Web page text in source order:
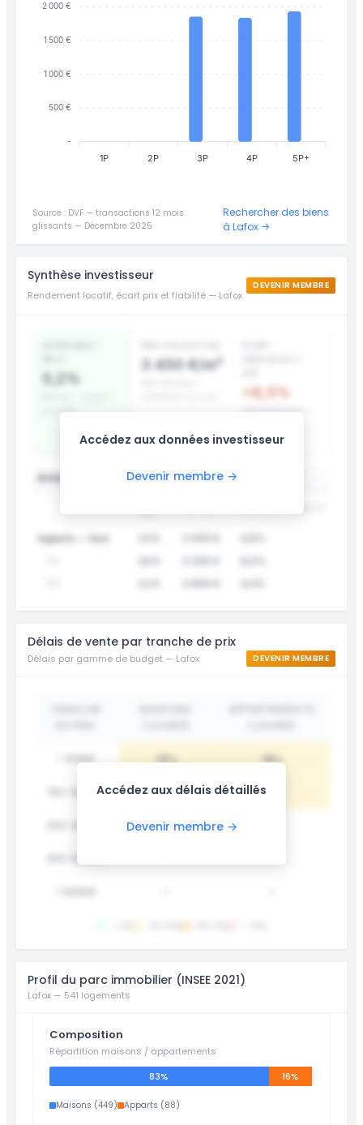
2 000 €
1 500 €
1 000 €
500 €
-
1P 2P 3P 4P 5P+
Source : DVF — transactions 12 mois
glissants — Décembre 2025
Rechercher des biens
à Lafox →
Synthèse investisseur
Rendement locatif, écart prix et fiabilité — Lafox
DEVENIR MEMBRE
5,2%
prix DVF
3 450 €/m²
+8,3%
Appartements —
affiché
RENDEMENT LOCATIF PAR TYPE
/M²
Apparts — tous
Accédez aux données investisseur
Devenir membre →
Délais de vente par tranche de prix
Délais par gamme de budget — Lafox DEVENIR MEMBRE
< 100k€ 45 j 38 j
100-200k€ 62 j 55 j
78 j
300-500k€
Accédez aux délais détaillés
Devenir membre →
Profil du parc immobilier (INSEE 2021)
Lafox — 541 logements
Composition
Répartition maisons / appartements
83%
16%
Maisons (449) Apparts (88)